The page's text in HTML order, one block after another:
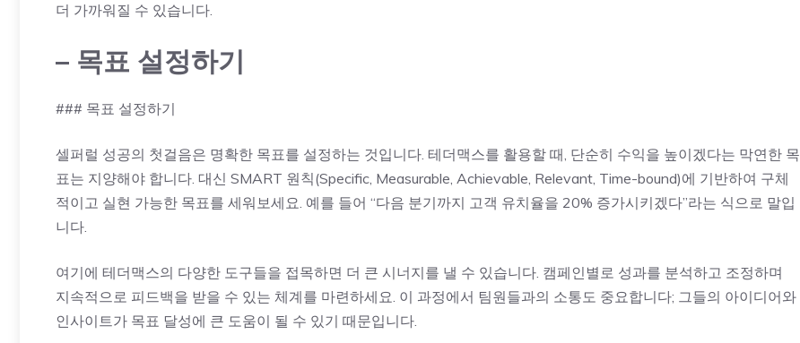
더 가까워질 수 있습니다.
– 목표 설정하기
### 목표 설정하기
셀퍼럴 성공의 첫걸음은 명확한 목표를 설정하는 것입니다. 테더맥스를 활용할 때, 단순히 수익을 높이겠다는 막연한 목
표는 지양해야 합니다. 대신 SMART 원칙(Specific, Measurable, Achievable, Relevant, Time-bound)에 기반하여 구체
적이고 실현 가능한 목표를 세워보세요. 예를 들어 “다음 분기까지 고객 유치율을 20% 증가시키겠다”라는 식으로 말입
니다.
여기에 테더맥스의 다양한 도구들을 접목하면 더 큰 시너지를 낼 수 있습니다. 캠페인별로 성과를 분석하고 조정하며
지속적으로 피드백을 받을 수 있는 체계를 마련하세요. 이 과정에서 팀원들과의 소통도 중요합니다; 그들의 아이디어와
인사이트가 목표 달성에 큰 도움이 될 수 있기 때문입니다.